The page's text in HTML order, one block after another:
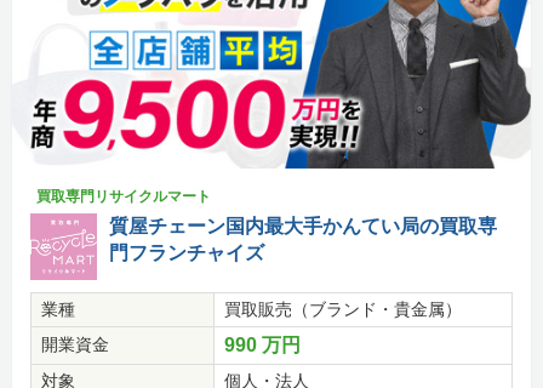
買取専門リサイクルマート
質屋チェーン国内最大手かんてい局の買取専
門フランチャイズ
業種
買取販売（ブランド・貴金属）
開業資金
990 万円
対象 個人・法人